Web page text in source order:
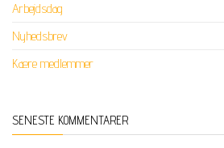
Arbejdsdag
Nyhedsbrev
Kære medlemmer
SENESTE KOMMENTARER